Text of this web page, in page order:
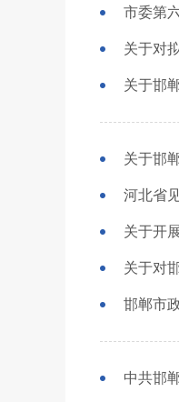
市委第
关于对
关于邯
关于邯
河北省
关于开
关于对
邯郸市
中共邯